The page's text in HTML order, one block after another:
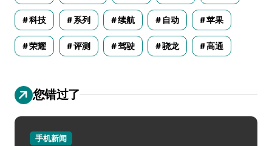
科技 系列 续航 自动 苹果
荣耀 评测 驾驶 骁龙 高通
您错过了
手机新闻